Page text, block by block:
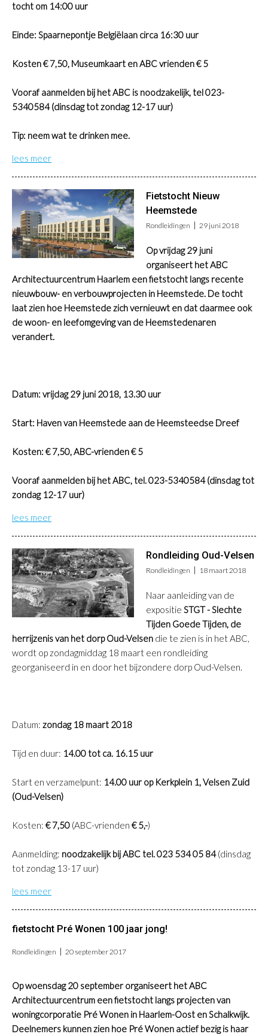
tocht om 14:00 uur
Einde: Spaarnepontje Belgiëlaan circa 16:30 uur
Kosten € 7,50, Museumkaart en ABC vrienden € 5
Vooraf aanmelden bij het ABC is noodzakelijk, tel 023-
5340584 (dinsdag tot zondag 12-17 uur)
Tip: neem wat te drinken mee.
lees meer
Fietstocht Nieuw
Heemstede
Rondleidingen 29 juni 2018
Op vrijdag 29 juni
organiseert het ABC
Architectuurcentrum Haarlem een fietstocht langs recente
nieuwbouw- en verbouwprojecten in Heemstede. De tocht
laat zien hoe Heemstede zich vernieuwt en dat daarmee ook
de woon- en leefomgeving van de Heemstedenaren
verandert.
Datum: vrijdag 29 juni 2018, 13.30 uur
Start: Haven van Heemstede aan de Heemsteedse Dreef
Kosten: € 7,50, ABC-vrienden € 5
Vooraf aanmelden bij het ABC, tel. 023-5340584 (dinsdag tot
zondag 12-17 uur)
lees meer
Rondleiding Oud-Velsen
Rondleidingen 18 maart 2018
Naar aanleiding van de
expositie STGT -Slechte
Tijden Goede Tijden, de
herrijzenis van het dorp Oud-Velsen die te zien is in het ABC,
wordt op zondagmiddag 18 maart een rondleiding
georganiseerd in en door het bijzondere dorp Oud-Velsen.
Datum: zondag 18 maart 2018
Tijd en duur: 14.00 tot ca. 16.15 uur
Start en verzamelpunt: 14.00 uur op Kerkplein 1, Velsen Zuid
(Oud-Velsen)
Kosten: € 7,50 (ABC-vrienden € 5,-)
Aanmelding: noodzakelijk bij ABC tel. 023 534 05 84(dinsdag
tot zondag 13-17 uur)
lees meer
fietstocht Pré Wonen 100 jaar jong!
Rondleidingen 20 september 2017
Op woensdag 20 september organiseert het ABC
Architectuurcentrum een fietstocht langs projecten van
woningcorporatie Pré Wonen in Haarlem-Oost en Schalkwijk.
Deelnemers kunnen zien hoe Pré Wonen actief bezig is haar